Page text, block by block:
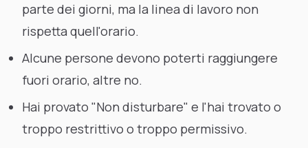
parte dei giorni, ma la linea di lavoro non
rispetta quell'orario.
Alcune persone devono poterti raggiungere
fuori orario, altre no.
Hai provato "Non disturbare" e l'hai trovato o
troppo restrittivo o troppo permissivo.